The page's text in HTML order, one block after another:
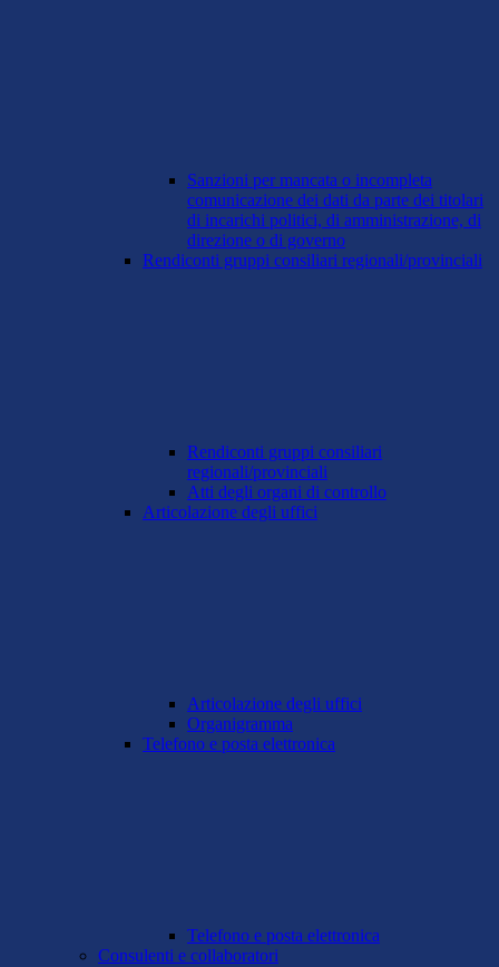
Sanzioni per mancata o incompleta
comunicazione dei dati da parte dei titolari
di incarichi politici, di amministrazione, di
direzione o di governo
Rendiconti gruppi consiliari regionali/provinciali
Rendiconti gruppi consiliari
regionali/provinciali
Atti degli organi di controllo
Articolazione degli uffici
Articolazione degli uffici
Organigramma
Telefono e posta elettronica
Telefono e posta elettronica
Consulenti e collaboratori